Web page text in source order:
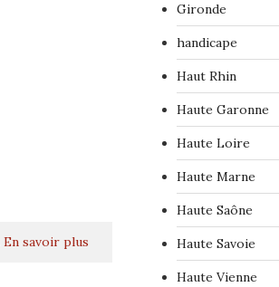
En savoir plus
Gironde
handicape
Haut Rhin
Haute Garonne
Haute Loire
Haute Marne
Haute Saône
Haute Savoie
Haute Vienne